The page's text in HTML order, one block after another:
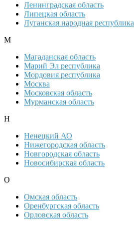
Ленинградская область
Липецкая область
Луганская народная республика
М
Магаданская область
Марий Эл республика
Мордовия республика
Москва
Московская область
Мурманская область
Н
Ненецкий АО
Нижегородская область
Новгородская область
Новосибирская область
О
Омская область
Оренбургская область
Орловская область